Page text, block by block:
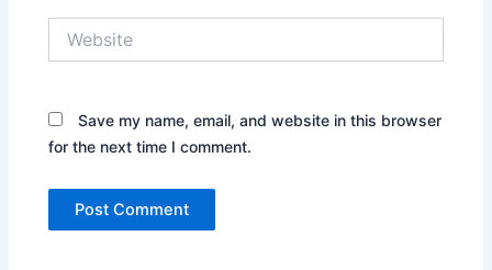
Save my name, email, and website in this browser
for the next time I comment.